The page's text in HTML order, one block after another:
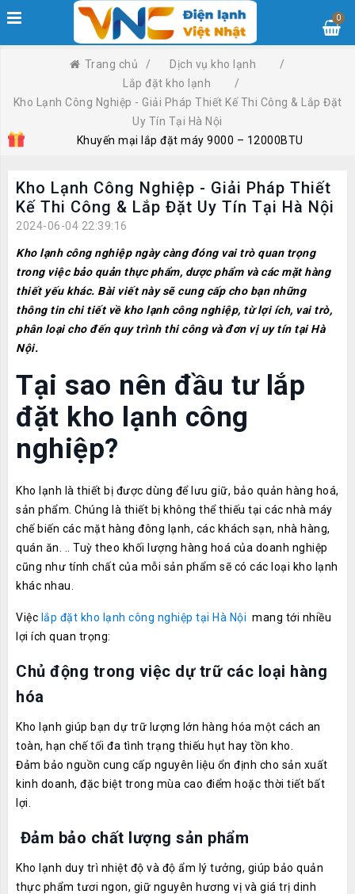
0
Trang chủ / Dịch vụ kho lạnh
/
Lắp đặt kho lạnh
/
Kho Lạnh Công Nghiệp - Giải Pháp Thiết Kế Thi Công & Lắp Đặt
Uy Tín Tại Hà Nội
Khuyến mại lắp đặt máy 9000 – 12000BTU
Kho Lạnh Công Nghiệp - Giải Pháp Thiết
Kế Thi Công & Lắp Đặt Uy Tín Tại Hà Nội
2024-06-04 22:39:16
Kho lạnh công nghiệp ngày càng đóng vai trò quan trọng
trong việc bảo quản thực phẩm, dược phẩm và các mặt hàng
thiết yếu khác. Bài viết này sẽ cung cấp cho bạn những
thông tin chi tiết về kho lạnh công nghiệp, từ lợi ích, vai trò,
phân loại cho đến quy trình thi công và đơn vị uy tín tại Hà
Nội.
Tại sao nên đầu tư lắp
đặt kho lạnh công
nghiệp?
Kho lạnh là thiết bị được dùng để lưu giữ, bảo quản hàng hoá,
sản phẩm. Chúng là thiết bị không thể thiếu tại các nhà máy
chế biến các mặt hàng đông lạnh, các khách sạn, nhà hàng,
quán ăn. .. Tuỳ theo khối lượng hàng hoá của doanh nghiệp
cũng như tính chất của mỗi sản phẩm sẽ có các loại kho lạnh
khác nhau.
Việc lắp đặt kho lạnh công nghiệp tại Hà Nội mang tới nhiều
lợi ích quan trọng:
Chủ động trong việc dự trữ các loại hàng
hóa
Kho lạnh giúp bạn dự trữ lượng lớn hàng hóa một cách an
toàn, hạn chế tối đa tình trạng thiếu hụt hay tồn kho.
Đảm bảo nguồn cung cấp nguyên liệu ổn định cho sản xuất
kinh doanh, đặc biệt trong mùa cao điểm hoặc thời tiết bất
lợi.
Đảm bảo chất lượng sản phẩm
Kho lạnh duy trì nhiệt độ và độ ẩm lý tưởng, giúp bảo quản
thực phẩm tươi ngon, giữ nguyên hương vị và giá trị dinh